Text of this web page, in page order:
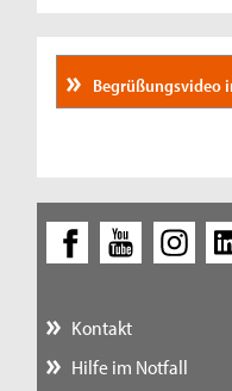
Begrüßungsvideo
Kontakt
Hilfe im Notfall